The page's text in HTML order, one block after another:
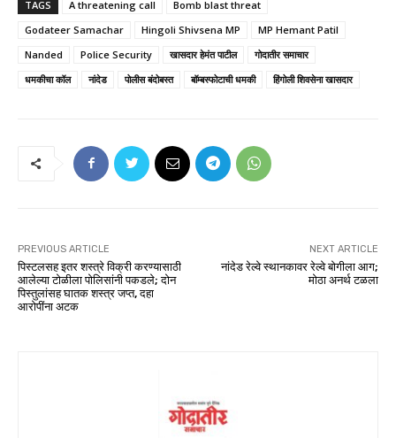
TAGS A threatening call
Bomb blast threat
Godateer Samachar
Hingoli Shivsena MP
MP Hemant Patil
Nanded
Police Security खासदार हेमंत पाटील
गोदातीर समाचार
धमकीचा कॉल
नांदेड पोलीस बंदोबस्त बॉम्बस्फोटाची धमकी हिंगोली शिवसेना खासदार
PREVIOUS ARTICLE
पिस्टलसह इतर शस्त्रे विक्री करण्यासाठी
आलेल्या टोळीला पोलिसांनी पकडले; दोन
पिस्तुलांसह घातक शस्त्र जप्त, दहा
आरोपींना अटक
NEXT ARTICLE
नांदेड रेल्वे स्थानकावर रेल्वे बोगीला आग;
मोठा अनर्थ टळला